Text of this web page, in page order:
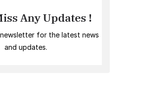
Any Updates !
for the latest news
and updates.